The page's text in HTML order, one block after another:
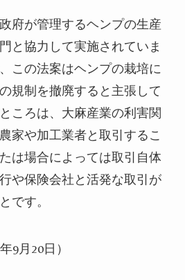
府が管理するヘンプの生産
と協力して実施されていま
この法案はヘンプの栽培に
規制を撤廃すると主張して
ころは、大麻産業の利害関
家や加工業者と取引するこ
は場合によっては取引自体
や保険会社と活発な取引が
です。
9月20日）